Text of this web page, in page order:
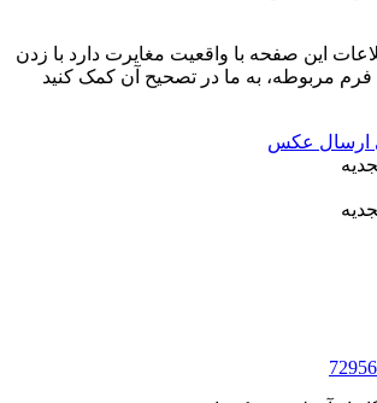
این صفحه با واقعیت مغایرت دارد با زدن
مربوطه، به ما در تصحیح آن کمک کنید
ارسال عکس